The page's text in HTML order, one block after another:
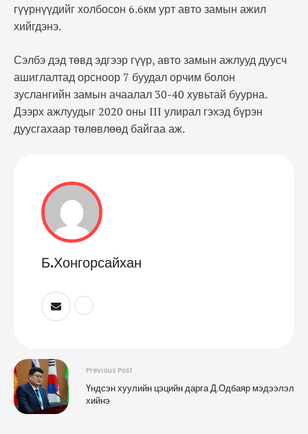
гүүрнүүдийг холбосон 6.6км урт авто замын ажил
хийгдэнэ.
Сэлбэ дэд төвд эдгээр гүүр, авто замын ажлууд дуусч
ашиглалтад орсноор 7 буудал орчим болон
зуслангийн замын ачаалал 30-40 хувьтай буурна.
Дээрх ажлуудыг 2020 оны III улирал гэхэд бүрэн
дуусгахаар төлөвлөөд байгаа аж.
Б.Хонгорсайхан
Previous Post
Үндсэн хуулийн цэцийн дарга Д.Одбаяр мэдээлэл
хийнэ